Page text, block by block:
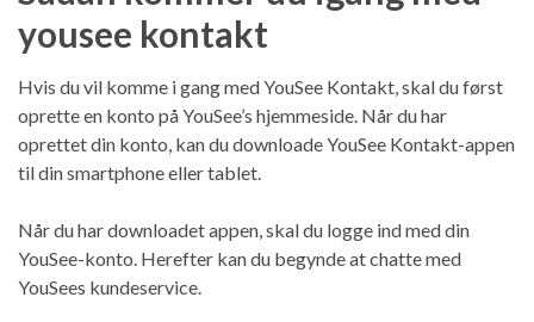
yousee kontakt
Hvis du vil komme i gang med YouSee Kontakt, skal du først
oprette en konto på YouSee’s hjemmeside. Når du har
oprettet din konto, kan du downloade YouSee Kontakt-appen
til din smartphone eller tablet.
Når du har downloadet appen, skal du logge ind med din
YouSee-konto. Herefter kan du begynde at chatte med
YouSees kundeservice.